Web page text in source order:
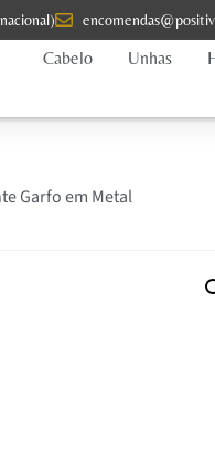
Cabelo
Unhas
Garfo em Metal